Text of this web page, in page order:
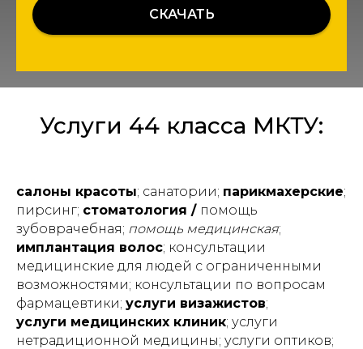
СКАЧАТЬ
Услуги 44 класса МКТУ:
салоны красоты; санатории; парикмахерские;
пирсинг; стоматология / помощь
зубоврачебная; помощь медицинская;
имплантация волос; консультации
медицинские для людей с ограниченными
возможностями; консультации по вопросам
фармацевтики; услуги визажистов;
услуги медицинских клиник; услуги
нетрадиционной медицины; услуги оптиков;